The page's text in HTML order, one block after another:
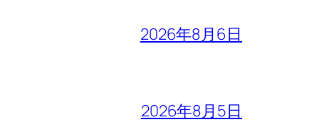
2026年8月6日
2026年8月5日